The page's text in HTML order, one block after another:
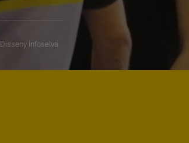
Disseny infoselva